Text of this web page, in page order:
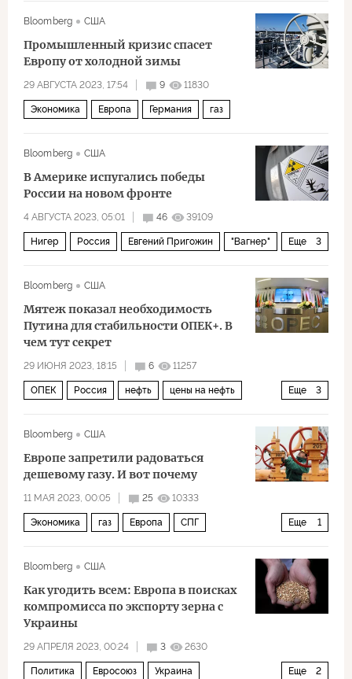
Bloomberg
США
Промышленный кризис спасет
Европу от холодной зимы
29 АВГУСТА 2023, 17:54 9 11830
Экономика Европа Германия газ
Bloomberg США
В Америке испугались победы
России на новом фронте
4 АВГУСТА 2023, 05:01 46 39109
Еще 3
Нигер Россия Евгений Пригожин "Вагнер"
Bloomberg
США
Мятеж показал необходимость
Путина для стабильности ОПЕК+. В
чем тут секрет
29 ИЮНЯ 2023, 18:15 6 11257
Еще 3
ОПЕК Россия нефть цены на нефть
Bloomberg
США
Европе запретили радоваться
дешевому газу. И вот почему
11 МАЯ 2023, 00:05 25 10333
Еще 1
Экономика газ Европа СПГ
Bloomberg
США
Как угодить всем: Европа в поисках
компромисса по экспорту зерна с
Украины
29 АПРЕЛЯ 2023, 00:24 3 2630
Еще 2
Политика Евросоюз Украина